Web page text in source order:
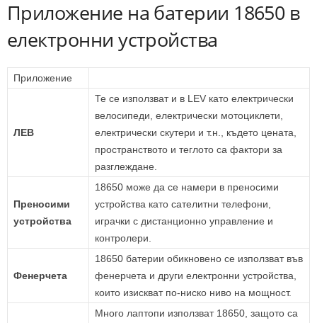
Приложение на батерии 18650 в
електронни устройства
Приложение
ЛЕВ
Те се използват и в LEV като електрически
велосипеди, електрически мотоциклети,
електрически скутери и т.н., където цената,
пространството и теглото са фактори за
разглеждане.
Преносими
устройства
18650 може да се намери в преносими
устройства като сателитни телефони,
играчки с дистанционно управление и
контролери.
Фенерчета
18650 батерии обикновено се използват във
фенерчета и други електронни устройства,
които изискват по-ниско ниво на мощност.
Много лаптопи използват 18650, защото са